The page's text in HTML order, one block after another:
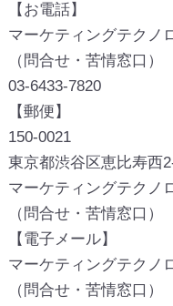
【お電話】
マーケティングテクノ
（問合せ・苦情窓口）
03-6433-7820
【郵便】
150-0021
東京都渋谷区恵比寿西
マーケティングテクノ
（問合せ・苦情窓口）
【電子メール】
マーケティングテクノ
（問合せ・苦情窓口）